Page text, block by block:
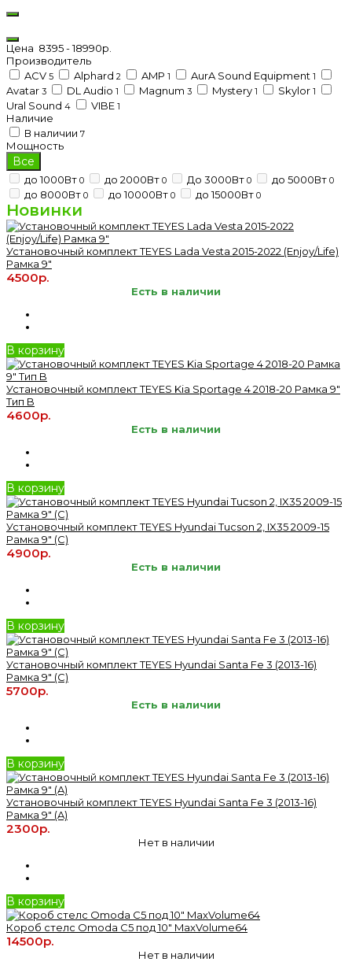
Цена 8395-18990р.
Производитель
ACV 5 Alphard 2 AMP 1 AurA Sound Equipment 1
Avatar 3 DL Audio 1 Magnum 3 Mystery 1 Skylor 1
Ural Sound 4 VIBE 1
Наличие
В наличии 7
Мощность
Все
до 1000Вт 0 до 2000Вт 0 До 3000Вт 0 до 5000Вт 0
до 8000Вт 0 до 10000Вт 0 до 15000Вт 0
Новинки
Установочный комплект TEYES Lada Vesta 2015-2022 (Enjoy/Life)
Рамка 9"
4500р.
Есть в наличии
В корзину
Установочный комплект TEYES Kia Sportage 4 2018-20 Рамка 9"
Тип B
4600р.
Есть в наличии
В корзину
Установочный комплект TEYES Hyundai Tucson 2, IX35 2009-15
Рамка 9" (C)
4900р.
Есть в наличии
В корзину
Установочный комплект TEYES Hyundai Santa Fe 3 (2013-16)
Рамка 9" (C)
5700р.
Есть в наличии
В корзину
Установочный комплект TEYES Hyundai Santa Fe 3 (2013-16)
Рамка 9" (A)
2300р.
Нет в наличии
В корзину
Короб стелс Omoda C5 под 10" MaxVolume64
14500р.
Нет в наличии